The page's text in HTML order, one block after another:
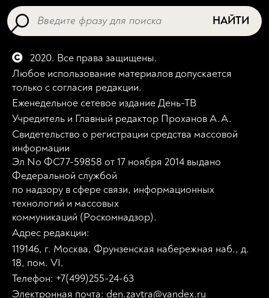
НАЙТИ
2020. Все права защищены.
Любое использование материалов допускается
только с согласия редакции.
Еженедельное сетевое издание День-ТВ
Учредитель и Главный редактор Проханов А.А.
Свидетельство о регистрации средства массовой
информации
Эл No ФС77-59858 от 17 ноября 2014 выдано
Федеральной службой
по надзору в сфере связи, информационных
технологий и массовых
коммуникаций (Роскомнадзор).
Адрес редакции:
119146, г. Москва, Фрунзенская набережная наб., д.
18, пом. VI.
Телефон: +7(499)255-24-63
Электронная почта: den.zavtra@yandex.ru